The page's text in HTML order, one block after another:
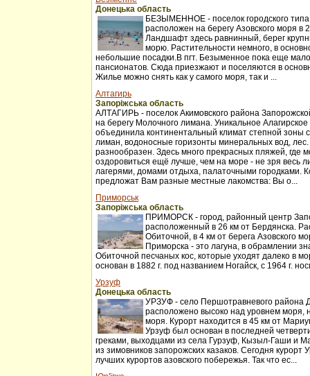
Донецька область
БЕЗЫМЕННОЕ - поселок городского типа
расположен на берегу Азовского моря в
Ландшафт здесь равнинный, берег
морю. Растительности немного, в
небольшие посадки.В пгт. Безыменное пока еще
пансионатов. Сюда приезжают и поселяются в
Жилье можно снять как у самого моря, так и ...
Алтагирь
Запоріжська область
АЛТАГИРЬ - поселок Акимовского района
на берегу Молочного лимана. Уникальное
объединила континентальный климат степной зоны
лиман, водоносные горизонты минеральных вод,
разнообразен. Здесь много прекрасных пляжей, где
оздоровиться ещё лучше, чем на море - не зря весь
лагерями, домами отдыха, палаточными городками.
предложат Вам разные местные лакомства: Вы о...
Приморськ
Запоріжська область
ПРИМОРСК - город, районный центр
расположенный в 26 км от Бердянска.
Обиточной, в 4 км от берега Азовского
Приморска - это лагуна, в обрамлении
Обиточной песчаных кос, которые уходят далеко в
основан в 1882 г. под названием Ногайск, с 1964 г.
Урзуф
Донецька область
УРЗУФ - село Першотравневого района
расположено высоко над уровнем моря,
моря. Курорт находится в 45 км от
Урзуф был основан в последней
греками, выходцами из села Гурзуф, Кызыл-Гаши и
из зимовников запорожских казаков. Сегодня курорт
лучших курортов азовского побережья. Так что ес...